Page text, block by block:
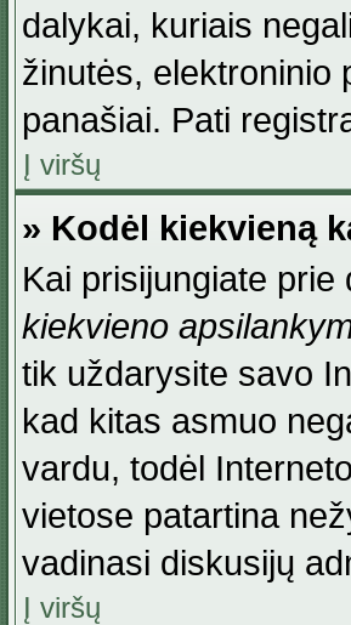
dalykai, kuriais
žinutės, elektroninio
panašiai. Pati
Į viršų
» Kodėl kiekvieną
Kai prisijungiate
kiekvieno
tik uždarysite savo
kad kitas asmuo
vardu, todėl
vietose patartina
vadinasi diskusijų
Į viršų